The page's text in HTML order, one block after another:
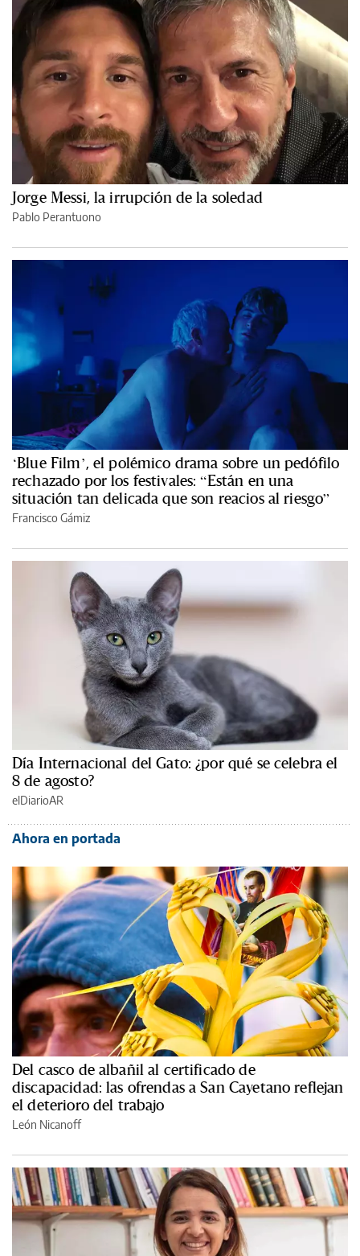
Jorge Messi, la irrupción de la soledad
Pablo Perantuono
‘Blue Film’, el polémico drama sobre un pedófilo
rechazado por los festivales: “Están en una
situación tan delicada que son reacios al riesgo”
Francisco Gámiz
Día Internacional del Gato: ¿por qué se celebra el
8 de agosto?
elDiarioAR
Ahora en portada
Del casco de albañil al certificado de
discapacidad: las ofrendas a San Cayetano reflejan
el deterioro del trabajo
León Nicanoff